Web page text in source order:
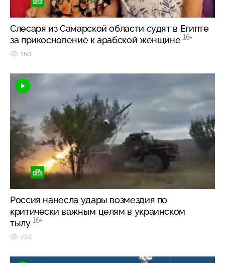
Слесаря из Самарской области судят в Египте
за прикосновение к арабской женщине 16+
150
Россия нанесла удары возмездия по
критически важным целям в украинском
тылу 16+
734